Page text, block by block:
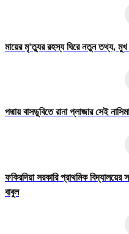
মায়ের মৃ'ত্যুর রহস্য ঘিরে নতুন তথ্য,
পদ্মায় বাসডুবিতে রানা প্লাজার সেই
ফকিরদিয়া সরকারি প্রাথমিক
বাবুল